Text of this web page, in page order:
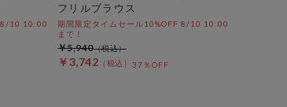
8/10 10:00
フリルブラウス
期間限定タイムセール10%OFF 8/10 10:00
まで！
￥3,742 37％OFF
￥5,940